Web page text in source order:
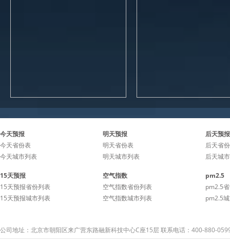
今天预报
今天省份表
今天城市列表
明天预报
明天省份表
明天城市列表
后天预报
后天省
后天城
15天预报
15天预报省份列表
15天预报城市列表
空气指数
空气指数省份列表
空气指数城市列表
pm2.5
pm2.5
pm2.5
公司地址：北京市朝阳区来广营东路融新科技中心C座15层 联系电话：400-880-